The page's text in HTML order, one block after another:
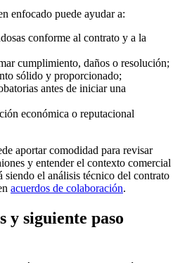
enfocado puede ayudar a:
conforme al contrato y a la
cumplimiento, daños o resolución;
sólido y proporcionado;
antes de iniciar una
económica o reputacional
aportar comodidad para revisar
y entender el contexto comercial
siendo el análisis técnico del contrato
acuerdos de colaboración.
y siguiente paso